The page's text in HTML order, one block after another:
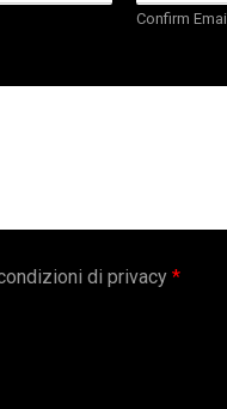
Confirm Email
di privacy *